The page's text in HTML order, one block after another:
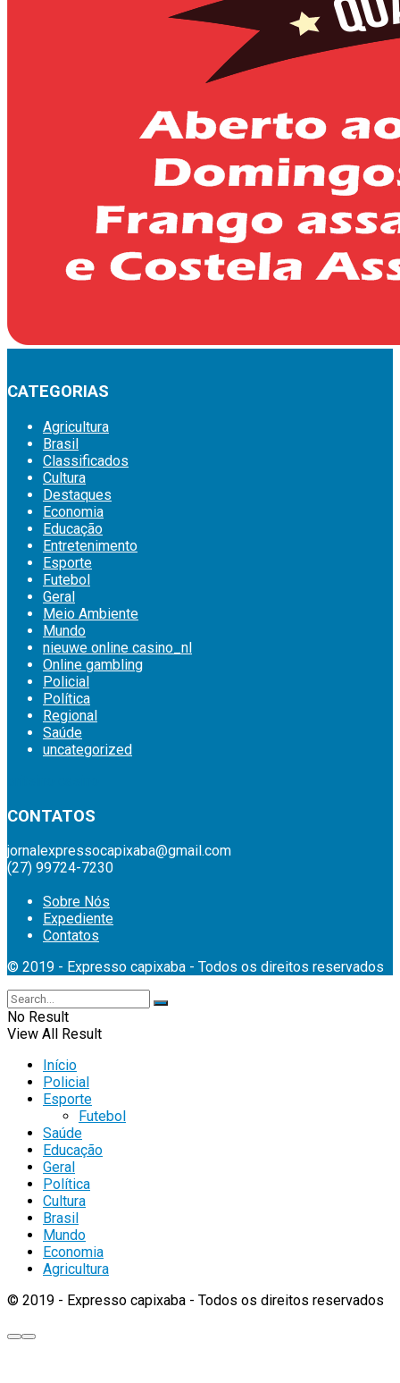
CATEGORIAS
Agricultura
Brasil
Classificados
Cultura
Destaques
Economia
Educação
Entretenimento
Esporte
Futebol
Geral
Meio Ambiente
Mundo
nieuwe online casino_nl
Online gambling
Policial
Política
Regional
Saúde
uncategorized
CONTATOS
jornalexpressocapixaba@gmail.com
(27) 99724-7230
Sobre Nós
Expediente
Contatos
© 2019 - Expresso capixaba - Todos os direitos reservados
No Result
View All Result
Início
Policial
Esporte
Futebol
Saúde
Educação
Geral
Política
Cultura
Brasil
Mundo
Economia
Agricultura
© 2019 - Expresso capixaba - Todos os direitos reservados